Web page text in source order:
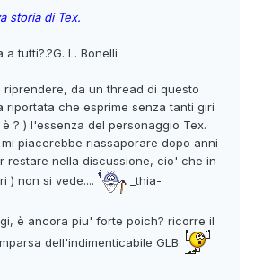
storia di Tex.
tutti?.?G. L. Bonelli
riprendere, da un thread di questo
riportata che esprime senza tanti giri
? ) l'essenza del personaggio Tex.
piacerebbe riassaporare dopo anni
restare nella discussione, cio' che in
) non si vede....
_thia-
è ancora piu' forte poich? ricorre il
dell'indimenticabile GLB.